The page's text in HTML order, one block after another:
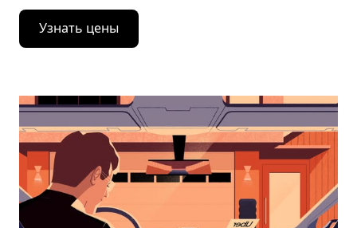
Нажмите
стрелку
вниз,
календарю
выбрать
дату.
Чтобы
закрыть
календарь,
нажмите
Esc.
Узнать цены